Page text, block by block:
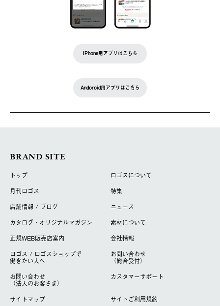
iPhone用アプリはこちら
Andoroid用アプリはこちら
BRAND SITE
トップ
ロゴスについて
月刊ロゴス
特集
店舗情報 / ブログ
ニュース
カタログ・オリジナルマガジン
素材について
正規WEB販売店案内
会社情報
ロゴス / ロゴスショップで
働きたい人へ
お問い合わせ
（総合受付）
お問い合わせ
（法人のお客さま）
カスタマーサポート
サイトマップ
サイトご利用規約